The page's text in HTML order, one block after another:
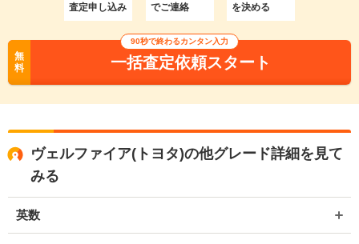
査定申し込み
でご連絡
を決める
無
料
90秒で終わるカンタン入力
一括査定依頼スタート
ヴェルファイア(トヨタ)の他グレード詳細を見て
みる
英数